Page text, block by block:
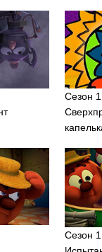
Сезон
Сезон